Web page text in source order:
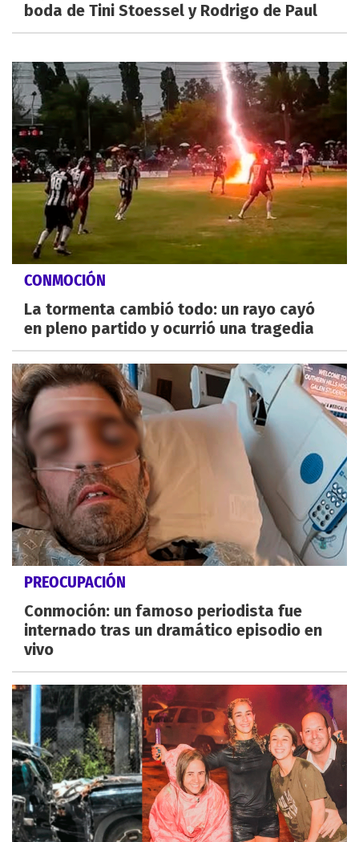
boda de Tini Stoessel y Rodrigo de Paul
CONMOCIÓN
La tormenta cambió todo: un rayo cayó
en pleno partido y ocurrió una tragedia
PREOCUPACIÓN
Conmoción: un famoso periodista fue
internado tras un dramático episodio en
vivo